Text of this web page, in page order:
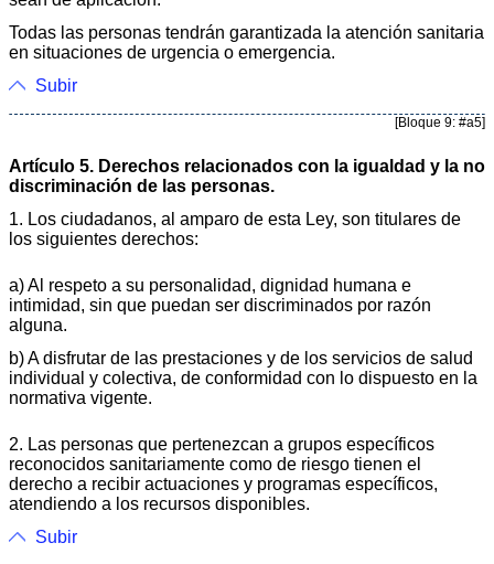
Todas las personas tendrán garantizada la atención sanitaria
en situaciones de urgencia o emergencia.
Subir
[Bloque 9: #a5]
Artículo 5. Derechos relacionados con la igualdad y la no
discriminación de las personas.
1. Los ciudadanos, al amparo de esta Ley, son titulares de
los siguientes derechos:
a) Al respeto a su personalidad, dignidad humana e
intimidad, sin que puedan ser discriminados por razón
alguna.
b) A disfrutar de las prestaciones y de los servicios de salud
individual y colectiva, de conformidad con lo dispuesto en la
normativa vigente.
2. Las personas que pertenezcan a grupos específicos
reconocidos sanitariamente como de riesgo tienen el
derecho a recibir actuaciones y programas específicos,
atendiendo a los recursos disponibles.
Subir